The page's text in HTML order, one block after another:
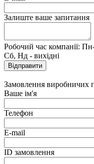
Залиште ваше запитання
Робочий час компанії:
Сб, Нд - вихідні
Замовлення виробничих
Ваше ім'я
Телефон
E-mail
ID замовлення